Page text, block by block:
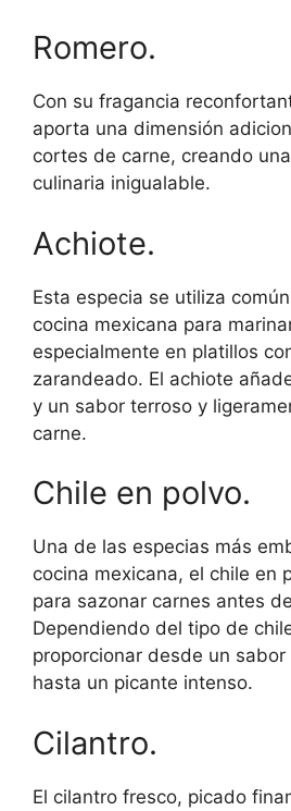
Romero.
Con su fragancia
aporta una dimensión
cortes de carne, creando
culinaria inigualable.
Achiote.
Esta especia se utiliza
cocina mexicana para
especialmente en platillos
zarandeado. El achiote
y un sabor terroso y
carne.
Chile en polvo.
Una de las especias más
cocina mexicana, el chile en
para sazonar carnes antes
Dependiendo del tipo de
proporcionar desde un
hasta un picante intenso.
Cilantro.
El cilantro fresco, picado